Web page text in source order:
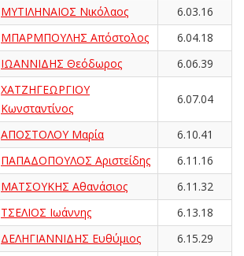
ΜΥΤΙΛΗΝΑΙΟΣ Νικόλαος
6.03.16
ΜΠΑΡΜΠΟΥΛΗΣ Απόστολος
6.04.18
ΙΩΑΝΝΙΔΗΣ Θεόδωρος 6.06.39
ΧΑΤΖΗΓΕΩΡΓΙΟΥ
Κωνσταντίνος
6.07.04
ΑΠΟΣΤΟΛΟΥ Μαρία
6.10.41
ΠΑΠΑΔΟΠΟΥΛΟΣ Αριστείδης
6.11.16
ΜΑΤΣΟΥΚΗΣ Αθανάσιος
6.11.32
ΤΣΕΛΙΟΣ Ιωάννης
6.13.18
ΔΕΛΗΓΙΑΝΝΙΔΗΣ Ευθύμιος 6.15.29